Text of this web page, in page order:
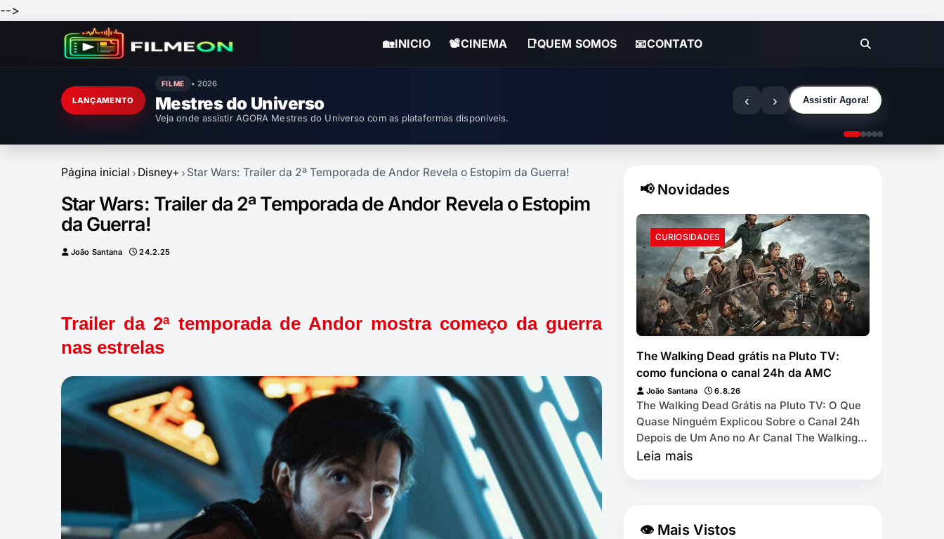
-->
🏡INICIO 📽CINEMA 📑QUEM SOMOS 📧CONTATO
LANÇAMENTO
FILME • 2026
Mestres do Universo
Veja onde assistir AGORA Mestres do Universo com as plataformas disponíveis.
‹ › Assistir Agora!
Página inicial Disney+ Star Wars: Trailer da 2ª Temporada de Andor Revela o Estopim da Guerra!
Star Wars: Trailer da 2ª Temporada de Andor Revela o Estopim
da Guerra!
João Santana 24.2.25
Trailer da 2ª temporada de Andor mostra começo da guerra
nas estrelas
📢 Novidades
CURIOSIDADES
The Walking Dead grátis na Pluto TV:
como funciona o canal 24h da AMC
João Santana 6.8.26
The Walking Dead Grátis na Pluto TV: O Que
Quase Ninguém Explicou Sobre o Canal 24h
Depois de Um Ano no Ar Canal The Walking
Dead by AMC exibe as 11 temporadas de
Leia mais
👁 Mais Vistos